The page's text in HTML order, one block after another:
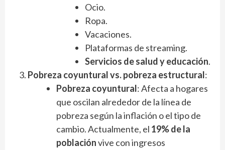
Ocio.
Ropa.
Vacaciones.
Plataformas de streaming.
Servicios de salud y educación.
Pobreza coyuntural vs. pobreza estructural:
Pobreza coyuntural: Afecta a hogares
que oscilan alrededor de la línea de
pobreza según la inflación o el tipo de
cambio. Actualmente, el 19% de la
poblaciónvive con ingresos